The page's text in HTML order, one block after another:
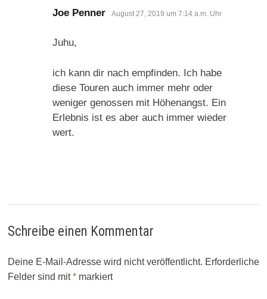
Joe Penner sagt:
August 27, 2019 um 7:14 a.m. Uhr
Juhu,
ich kann dir nach empfinden. Ich habe
diese Touren auch immer mehr oder
weniger genossen mit Höhenangst. Ein
Erlebnis ist es aber auch immer wieder
wert.
Schreibe einen Kommentar
Deine E-Mail-Adresse wird nicht veröffentlicht. Erforderliche
Felder sind mit*markiert